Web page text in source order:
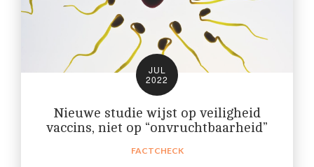
JUL
2022
Nieuwe studie wijst op veiligheid
vaccins, niet op “onvruchtbaarheid”
FACTCHECK